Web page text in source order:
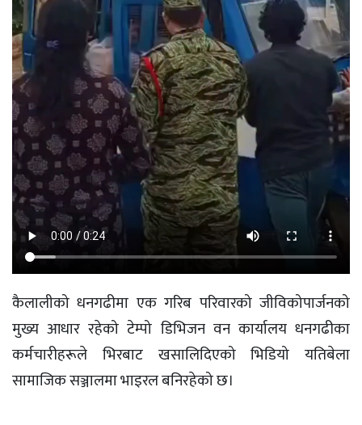
कैलालीको धनगढीमा एक गरिब परिवारको जीविकोपार्जनको
मुख्य आधार रहेको टेम्पो डिभिजन वन कार्यालय धनगढीका
कर्मचारीहरूले भिरबाट खसालिदिएको भिडियो यतिबेला
सामाजिक सञ्जालमा भाइरल बनिरहेको छ।